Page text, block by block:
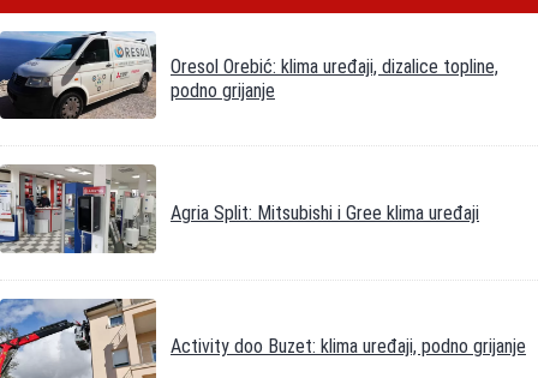
Oresol Orebić: klima uređaji, dizalice topline,
podno grijanje
Agria Split: Mitsubishi i Gree klima uređaji
Activity doo Buzet: klima uređaji, podno grijanje